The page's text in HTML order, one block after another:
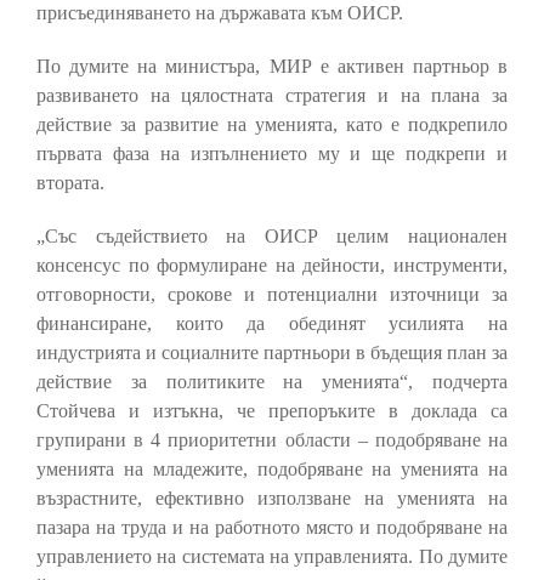
присъединяването на държавата към ОИСР.
По думите на министъра, МИР е активен партньор в
развиването на цялостната стратегия и на плана за
действие за развитие на уменията, като е подкрепило
първата фаза на изпълнението му и ще подкрепи и
втората.
„Със съдействието на ОИСР целим национален
консенсус по формулиране на дейности, инструменти,
отговорности, срокове и потенциални източници за
финансиране, които да обединят усилията на
индустрията и социалните партньори в бъдещия план за
действие за политиките на уменията“, подчерта
Стойчева и изтъкна, че препоръките в доклада са
групирани в 4 приоритетни области – подобряване на
уменията на младежите, подобряване на уменията на
възрастните, ефективно използване на уменията на
пазара на труда и на работното място и подобряване на
управлението на системата на управленията. По думите